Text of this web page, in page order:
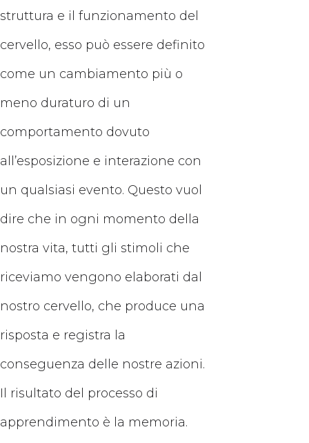
struttura e il funzionamento del
cervello, esso può essere definito
come un cambiamento più o
meno duraturo di un
comportamento dovuto
all’esposizione e interazione con
un qualsiasi evento. Questo vuol
dire che in ogni momento della
nostra vita, tutti gli stimoli che
riceviamo vengono elaborati dal
nostro cervello, che produce una
risposta e registra la
conseguenza delle nostre azioni.
Il risultato del processo di
apprendimento è la memoria.